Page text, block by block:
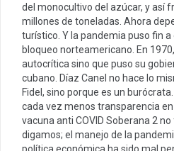
del monocultivo del azúcar, y así
millones de toneladas. Ahora
turístico. Y la pandemia puso fin a
bloqueo norteamericano. En
autocrítica sino que puso su
cubano. Díaz Canel no hace lo
Fidel, sino porque es un
cada vez menos transparencia
vacuna anti COVID Soberana 2
digamos; el manejo de la